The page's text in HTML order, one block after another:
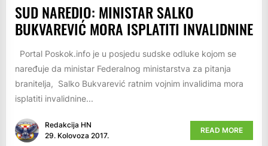
SUD NAREDIO: MINISTAR SALKO
BUKVAREVIĆ MORA ISPLATITI INVALIDNINE
Portal Poskok.info je u posjedu sudske odluke kojom se
naređuje da ministar Federalnog ministarstva za pitanja
branitelja, Salko Bukvarević ratnim vojnim invalidima mora
isplatiti invalidnine...
Redakcija HN
29. Kolovoza 2017.
READ MORE